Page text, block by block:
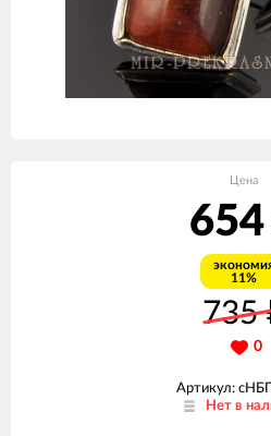
Цена
654
11%
735
0
Артикул:
Нет в